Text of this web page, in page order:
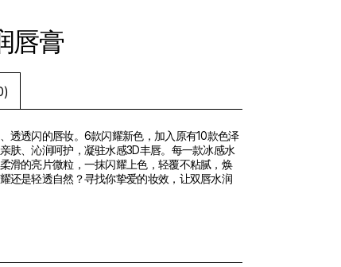
唇膏
透透闪的唇妆。6款闪耀新色，加入原有10款色泽
肤、沁润呵护，凝驻水感3D丰唇。每一款冰感水
滑的亮片微粒，一抹闪耀上色，轻覆不粘腻，焕
还是轻透自然？寻找你挚爱的妆效，让双唇水润